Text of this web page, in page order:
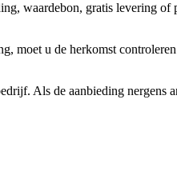
waardebon, gratis levering
moet u de herkomst
Als de aanbieding nergens